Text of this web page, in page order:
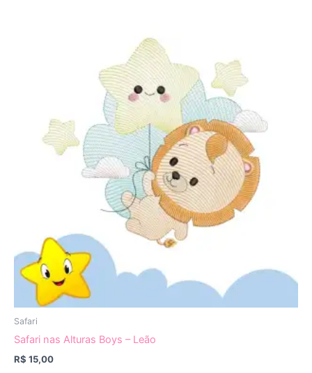
Safari
Safari nas Alturas Boys – Leão
R$ 15,00